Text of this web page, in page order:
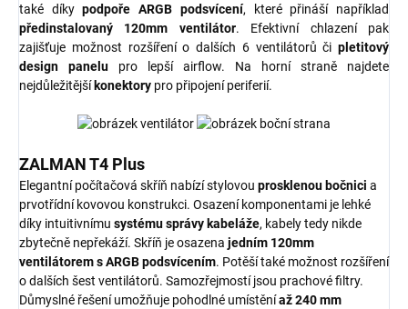
také díkypodpoře ARGB podsvícení, které přináší například
předinstalovaný 120mm ventilátor. Efektivní chlazení pak
zajišťuje možnost rozšíření o dalších 6 ventilátorů či pletitový
design panelu pro lepší airflow. Na horní straně najdete
nejdůležitější konektory pro připojení periferií.
ZALMAN T4 Plus
Elegantní počítačová skříň nabízí stylovou prosklenou bočnici a
prvotřídní kovovou konstrukci. Osazení komponentami je lehké
díky intuitivnímu systému správy kabeláže, kabely tedy nikde
zbytečně nepřekáží. Skříň je osazena jedním 120mm
ventilátorem s ARGB podsvícením. Potěší také možnost rozšíření
o dalších šest ventilátorů. Samozřejmostí jsou prachové filtry.
Důmyslné řešení umožňuje pohodlné umístěníaž 240 mm